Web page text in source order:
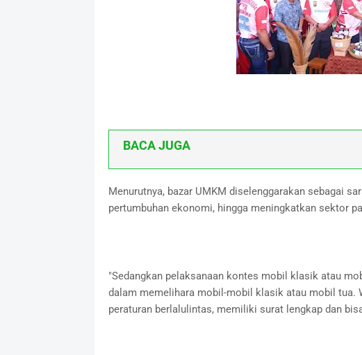
BACA JUGA
Menurutnya, bazar UMKM diselenggarakan sebagai
pertumbuhan ekonomi, hingga meningkatkan sektor
"Sedangkan pelaksanaan kontes mobil klasik atau
dalam memelihara mobil-mobil klasik atau mobil tua.
peraturan berlalulintas, memiliki surat lengkap dan